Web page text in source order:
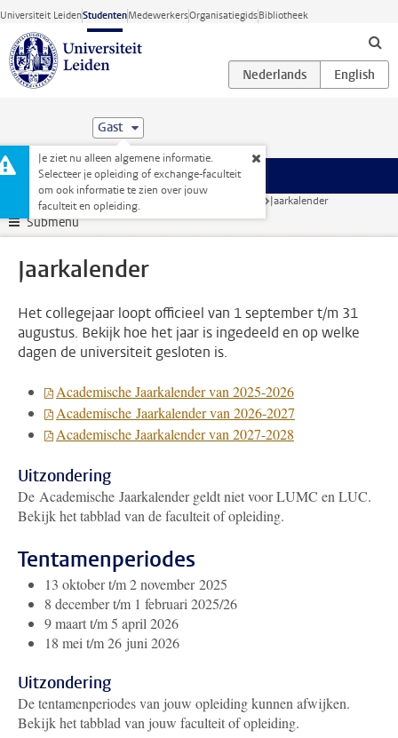
Ga direct naar de inhoud
Universiteit LeidenStudentenMedewerkersOrganisatiegidsBibliotheek
Gast
Je ziet nu alleen algemene informatie.
Selecteer je opleiding of exchange-faculteit
om ook informatie te zien over jouw
faculteit en opleiding.
Menu
Studentenwebsite Je opleiding Rooster en jaarkalender Jaarkalender
Submenu
Jaarkalender
Het collegejaar loopt officieel van 1 september t/m 31
augustus. Bekijk hoe het jaar is ingedeeld en op welke
dagen de universiteit gesloten is.
Academische Jaarkalender van 2025-2026
Academische Jaarkalender van 2026-2027
Academische Jaarkalender van 2027-2028
Uitzondering
De Academische Jaarkalender geldt niet voor LUMC en LUC.
Bekijk het tabblad van de faculteit of opleiding.
Tentamenperiodes
13 oktober t/m 2 november 2025
8 december t/m 1 februari 2025/26
9 maart t/m 5 april 2026
18 mei t/m 26 juni 2026
Uitzondering
De tentamenperiodes van jouw opleiding kunnen afwijken.
Bekijk het tabblad van jouw faculteit of opleiding.